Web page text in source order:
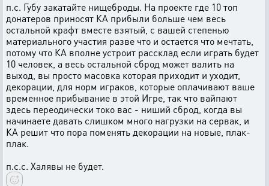
п.с. Губу закатайте нищеброды. На проекте где 10 топ
донатеров приносят КА прибыли больше чем весь
остальной крафт вместе взятый, с вашей степенью
материального участия разве что и остается что мечтать,
потому что КА вполне устроит рассклад если играть будет
10 человек, а весь остальной сброд может валить на
выход, вы просто масовка которая приходит и уходит,
декорации, для норм играков, которые оплачивают ваше
временное прибывание в этой Игре, так что вайпают
здесь переодически токо вас - ниший сброд, когда вы
начинаете давать слишком много нагрузки на сервак, и
КА решит что пора поменять декорации на новые, плак-
плак.
п.с.с. Халявы не будет.